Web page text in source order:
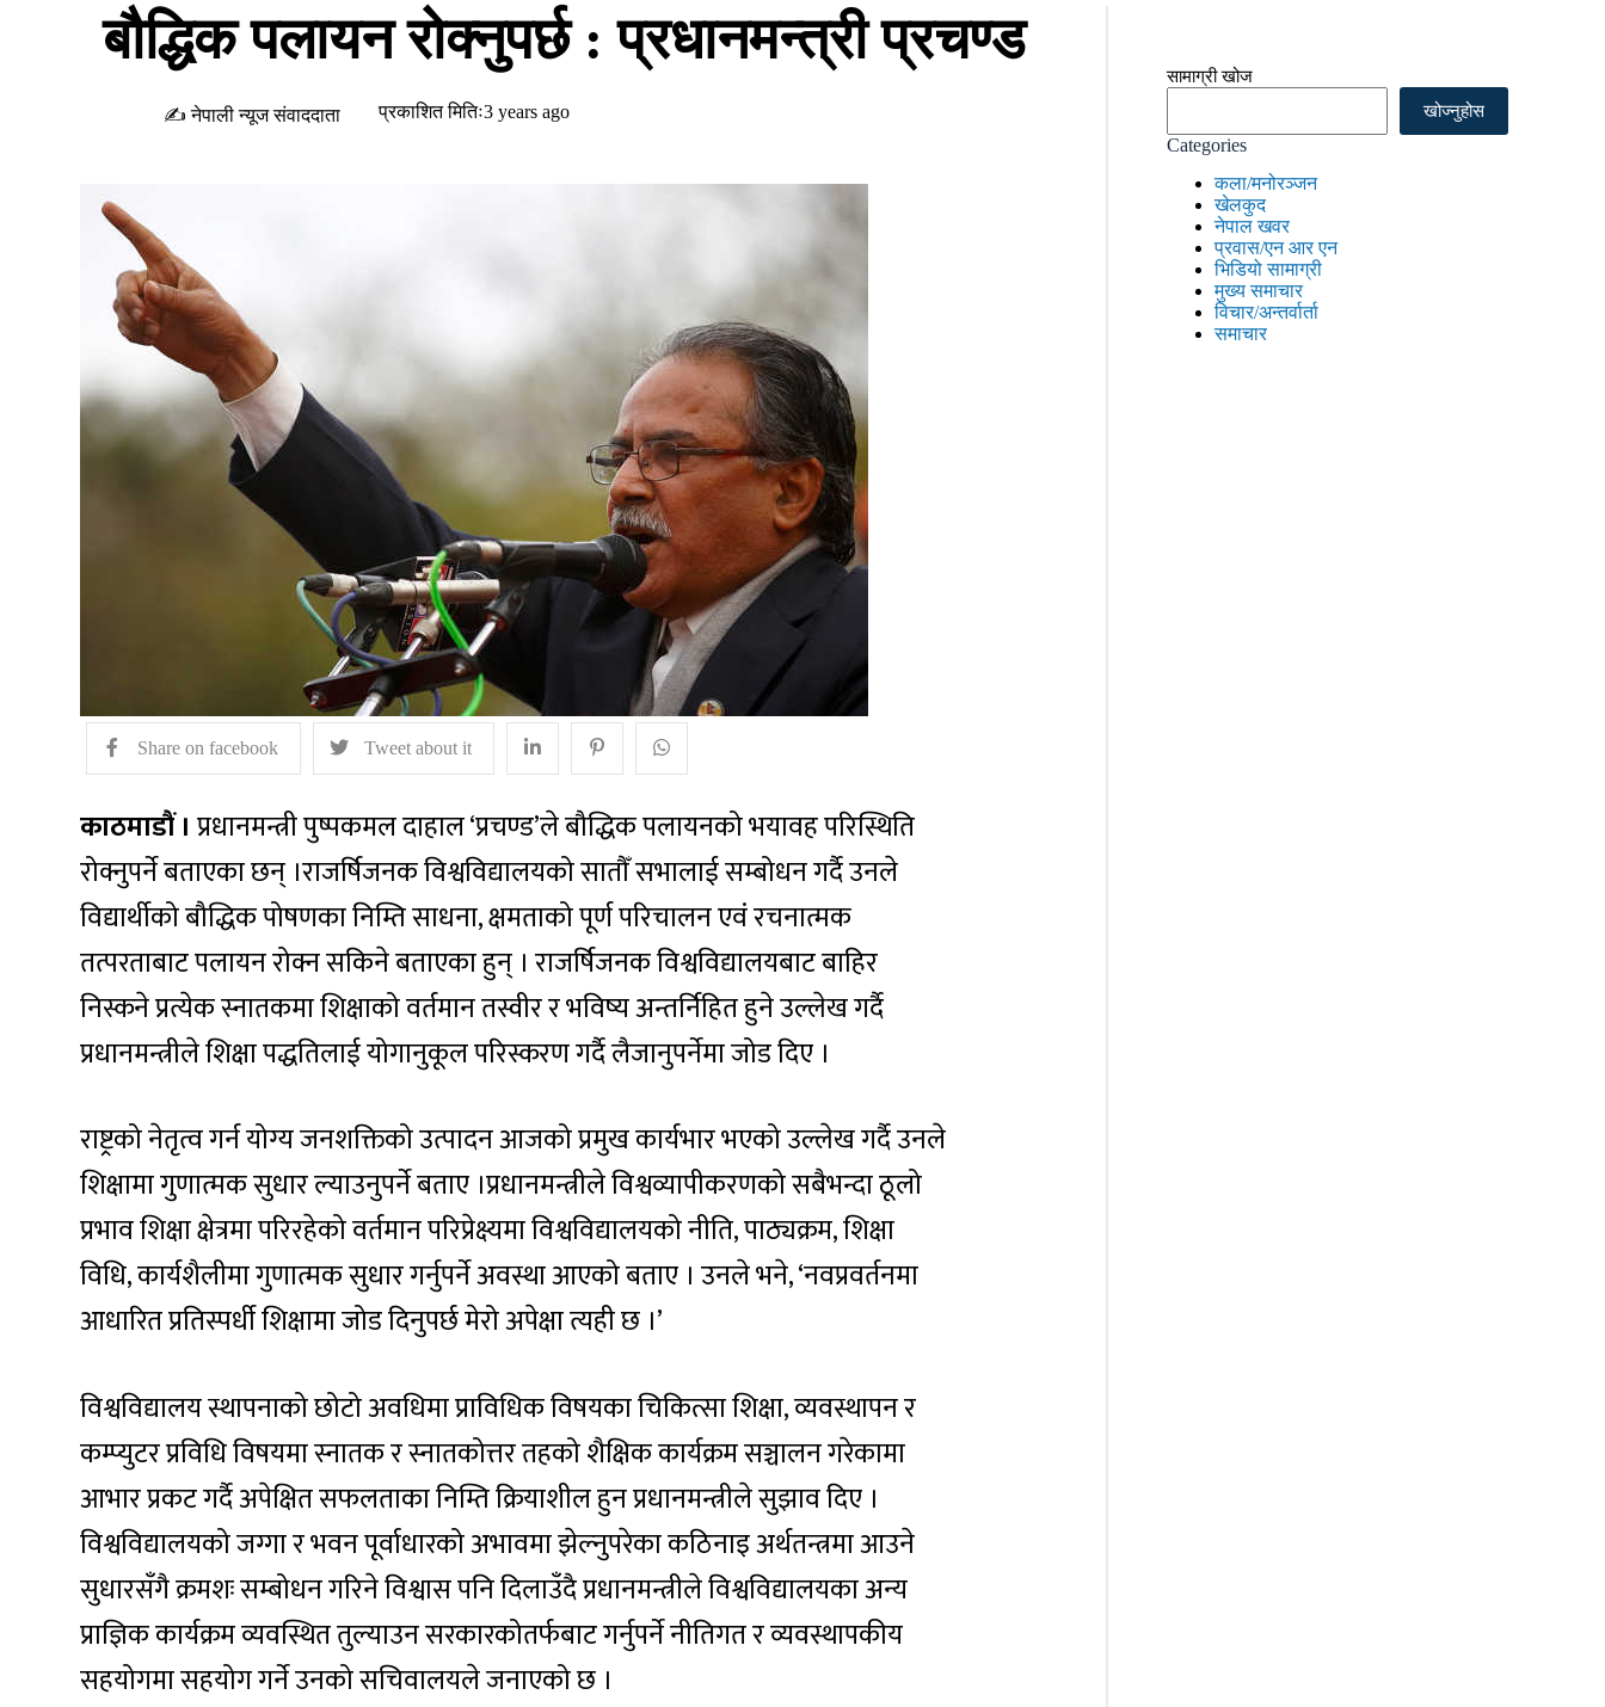
बौद्धिक पलायन रोक्नुपर्छ : प्रधानमन्त्री प्रचण्ड
✍ नेपाली न्यूज संवाददाता प्रकाशित मितिः3 years ago
Share on facebook Tweet about it
काठमाडौं । प्रधानमन्त्री पुष्पकमल दाहाल ‘प्रचण्ड’ले बौद्धिक पलायनको भयावह परिस्थिति
रोक्नुपर्ने बताएका छन् ।राजर्षिजनक विश्वविद्यालयको सातौँ सभालाई सम्बोधन गर्दै उनले
विद्यार्थीको बौद्धिक पोषणका निम्ति साधना, क्षमताको पूर्ण परिचालन एवं रचनात्मक
तत्परताबाट पलायन रोक्न सकिने बताएका हुन् । राजर्षिजनक विश्वविद्यालयबाट बाहिर
निस्कने प्रत्येक स्नातकमा शिक्षाको वर्तमान तस्वीर र भविष्य अन्तर्निहित हुने उल्लेख गर्दै
प्रधानमन्त्रीले शिक्षा पद्धतिलाई योगानुकूल परिस्करण गर्दै लैजानुपर्नेमा जोड दिए ।
राष्ट्रको नेतृत्व गर्न योग्य जनशक्तिको उत्पादन आजको प्रमुख कार्यभार भएको उल्लेख गर्दै उनले
शिक्षामा गुणात्मक सुधार ल्याउनुपर्ने बताए ।प्रधानमन्त्रीले विश्वव्यापीकरणको सबैभन्दा ठूलो
प्रभाव शिक्षा क्षेत्रमा परिरहेको वर्तमान परिप्रेक्ष्यमा विश्वविद्यालयको नीति, पाठ्यक्रम, शिक्षा
विधि, कार्यशैलीमा गुणात्मक सुधार गर्नुपर्ने अवस्था आएको बताए । उनले भने, ‘नवप्रवर्तनमा
आधारित प्रतिस्पर्धी शिक्षामा जोड दिनुपर्छ मेरो अपेक्षा त्यही छ ।’
विश्वविद्यालय स्थापनाको छोटो अवधिमा प्राविधिक विषयका चिकित्सा शिक्षा, व्यवस्थापन र
कम्प्युटर प्रविधि विषयमा स्नातक र स्नातकोत्तर तहको शैक्षिक कार्यक्रम सञ्चालन गरेकामा
आभार प्रकट गर्दै अपेक्षित सफलताका निम्ति क्रियाशील हुन प्रधानमन्त्रीले सुझाव दिए ।
विश्वविद्यालयको जग्गा र भवन पूर्वाधारको अभावमा झेल्नुपरेका कठिनाइ अर्थतन्त्रमा आउने
सुधारसँगै क्रमशः सम्बोधन गरिने विश्वास पनि दिलाउँदै प्रधानमन्त्रीले विश्वविद्यालयका अन्य
प्राज्ञिक कार्यक्रम व्यवस्थित तुल्याउन सरकारकोतर्फबाट गर्नुपर्ने नीतिगत र व्यवस्थापकीय
सहयोगमा सहयोग गर्ने उनको सचिवालयले जनाएको छ ।
सामाग्री खोज
खोज्नुहोस
Categories
कला/मनोरञ्जन
खेलकुद
नेपाल खवर
प्रवास/एन आर एन
भिडियो सामाग्री
मुख्य समाचार
विचार/अन्तर्वार्ता
समाचार